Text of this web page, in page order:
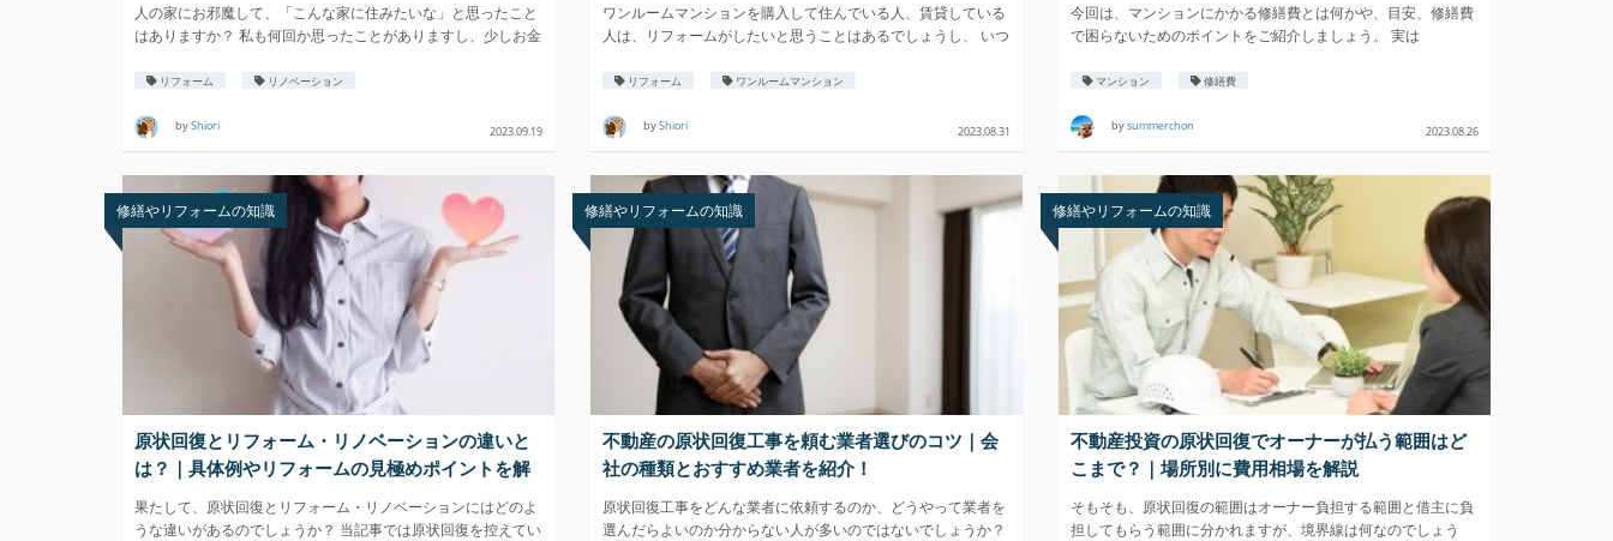
人の家にお邪魔して、「こんな家に住みたいな」と思ったこと
はありますか？ 私も何回か思ったことがありますし、少しお金
リフォーム リノベーション
byShiori 2023.09.19
ワンルームマンションを購入して住んでいる人、賃貸している
人は、リフォームがしたいと思うことはあるでしょうし、 いつ
リフォーム ワンルームマンション
byShiori 2023.08.31
今回は、マンションにかかる修繕費とは何かや、目安、修繕費
で困らないためのポイントをご紹介しましょう。 実は
マンション 修繕費
bysummerchon 2023.08.26
修繕やリフォームの知識
原状回復とリフォーム・リノベーションの違いと
は？｜具体例やリフォームの見極めポイントを解
説
果たして、原状回復とリフォーム・リノベーションにはどのよ
うな違いがあるのでしょうか？ 当記事では原状回復を控えてい
修繕やリフォームの知識
不動産の原状回復工事を頼む業者選びのコツ｜会
社の種類とおすすめ業者を紹介！
原状回復工事をどんな業者に依頼するのか、どうやって業者を
選んだらよいのか分からない人が多いのではないでしょうか？
修繕やリフォームの知識
不動産投資の原状回復でオーナーが払う範囲はど
こまで？｜場所別に費用相場を解説
そもそも、原状回復の範囲はオーナー負担する範囲と借主に負
担してもらう範囲に分かれますが、境界線は何なのでしょう